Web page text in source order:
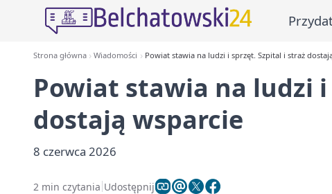
Strona główna Wiadomości Powiat stawia na ludzi i sprzęt. Szpital i straż
Powiat stawia na ludzi
dostają wsparcie
8 czerwca 2026
2 min czytania Udostępnij